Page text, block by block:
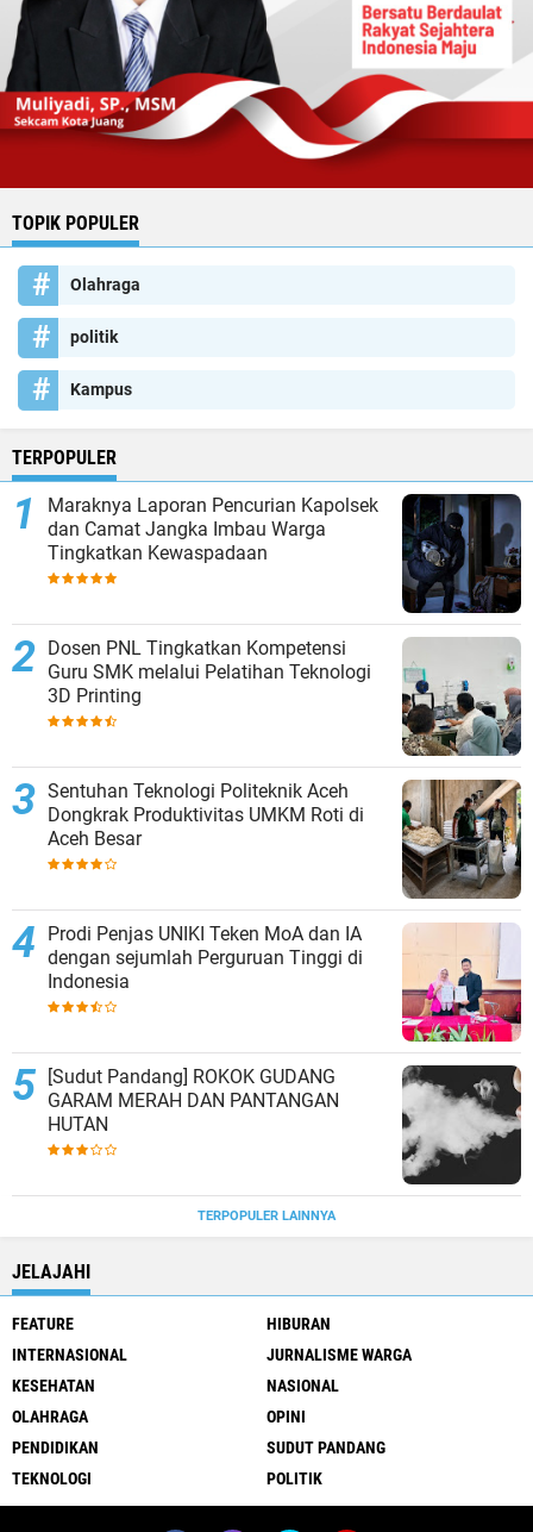
TOPIK POPULER
Olahraga
politik
Kampus
TERPOPULER
Maraknya Laporan Pencurian Kapolsek
dan Camat Jangka Imbau Warga
Tingkatkan Kewaspadaan
Dosen PNL Tingkatkan Kompetensi
Guru SMK melalui Pelatihan Teknologi
3D Printing
Sentuhan Teknologi Politeknik Aceh
Dongkrak Produktivitas UMKM Roti di
Aceh Besar
Prodi Penjas UNIKI Teken MoA dan IA
dengan sejumlah Perguruan Tinggi di
Indonesia
[Sudut Pandang] ROKOK GUDANG
GARAM MERAH DAN PANTANGAN
HUTAN
TERPOPULER LAINNYA
JELAJAHI
FEATURE
HIBURAN
INTERNASIONAL
JURNALISME WARGA
KESEHATAN
NASIONAL
OLAHRAGA
OPINI
PENDIDIKAN
SUDUT PANDANG
TEKNOLOGI
POLITIK